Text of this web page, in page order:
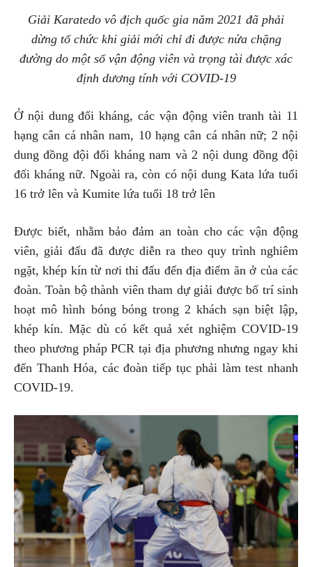
Giải Karatedo vô địch quốc gia năm 2021 đã phải
dừng tổ chức khi giải mới chỉ đi được nửa chặng
đường do một số vận động viên và trọng tài được xác
định dương tính với COVID-19
Ở nội dung đối kháng, các vận động viên tranh tài 11
hạng cân cá nhân nam, 10 hạng cân cá nhân nữ; 2 nội
dung đồng đội đối kháng nam và 2 nội dung đồng đội
đối kháng nữ. Ngoài ra, còn có nội dung Kata lứa tuổi
16 trở lên và Kumite lứa tuổi 18 trở lên
Được biết, nhằm bảo đảm an toàn cho các vận động
viên, giải đấu đã được diễn ra theo quy trình nghiêm
ngặt, khép kín từ nơi thi đấu đến địa điểm ăn ở của các
đoàn. Toàn bộ thành viên tham dự giải được bố trí sinh
hoạt mô hình bóng bóng trong 2 khách sạn biệt lập,
khép kín. Mặc dù có kết quả xét nghiệm COVID-19
theo phương pháp PCR tại địa phương nhưng ngay khi
đến Thanh Hóa, các đoàn tiếp tục phải làm test nhanh
COVID-19.